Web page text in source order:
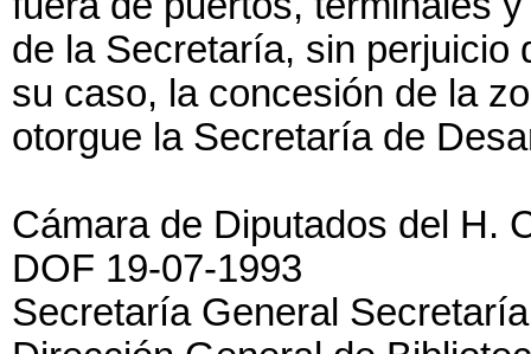
de la Secretaría, sin perjuicio
su caso, la concesión de la
otorgue la Secretaría de
Cámara de Diputados del H.
DOF 19-07-1993
Secretaría General